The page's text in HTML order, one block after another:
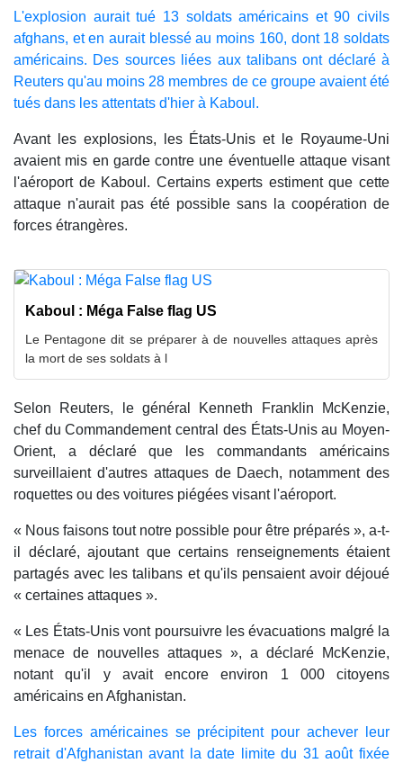
L'explosion aurait tué 13 soldats américains et 90 civils
afghans, et en aurait blessé au moins 160, dont 18 soldats
américains. Des sources liées aux talibans ont déclaré à
Reuters qu'au moins 28 membres de ce groupe avaient été
tués dans les attentats d'hier à Kaboul.
Avant les explosions, les États-Unis et le Royaume-Uni
avaient mis en garde contre une éventuelle attaque visant
l'aéroport de Kaboul. Certains experts estiment que cette
attaque n'aurait pas été possible sans la coopération de
forces étrangères.
Kaboul : Méga False flag US
Le Pentagone dit se préparer à de nouvelles attaques après
la mort de ses soldats à l
Selon Reuters, le général Kenneth Franklin McKenzie,
chef du Commandement central des États-Unis au Moyen-
Orient, a déclaré que les commandants américains
surveillaient d'autres attaques de Daech, notamment des
roquettes ou des voitures piégées visant l'aéroport.
« Nous faisons tout notre possible pour être préparés », a-t-
il déclaré, ajoutant que certains renseignements étaient
partagés avec les talibans et qu'ils pensaient avoir déjoué
« certaines attaques ».
« Les États-Unis vont poursuivre les évacuations malgré la
menace de nouvelles attaques », a déclaré McKenzie,
notant qu'il y avait encore environ 1 000 citoyens
américains en Afghanistan.
Les forces américaines se précipitent pour achever leur
retrait d'Afghanistan avant la date limite du 31 août fixée